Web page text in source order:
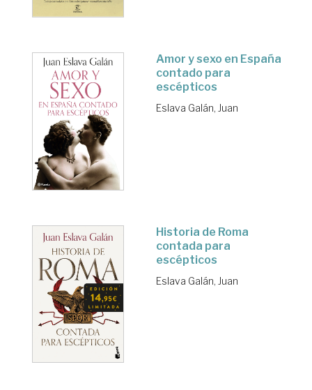
Amor y sexo en España
contado para
escépticos
Eslava Galán, Juan
Historia de Roma
contada para
escépticos
Eslava Galán, Juan